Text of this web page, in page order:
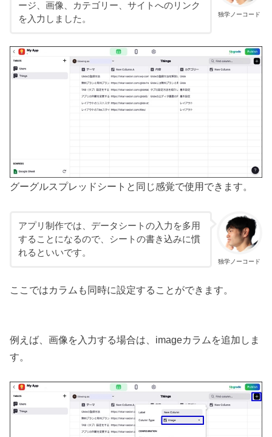
独学ノーコード
ージ、画像、カテゴリー、サイトへのリンク
を入力しました。
グーグルスプレッドシートと同じ感覚で使用できます。
独学ノーコード
アプリ制作では、データシートの入力を多用
することになるので、シートの書き込みに慣
れるといいです。
ここではカラムも同時に設定することができます。
例えば、画像を入力する場合は、imageカラムを追加しま
す。